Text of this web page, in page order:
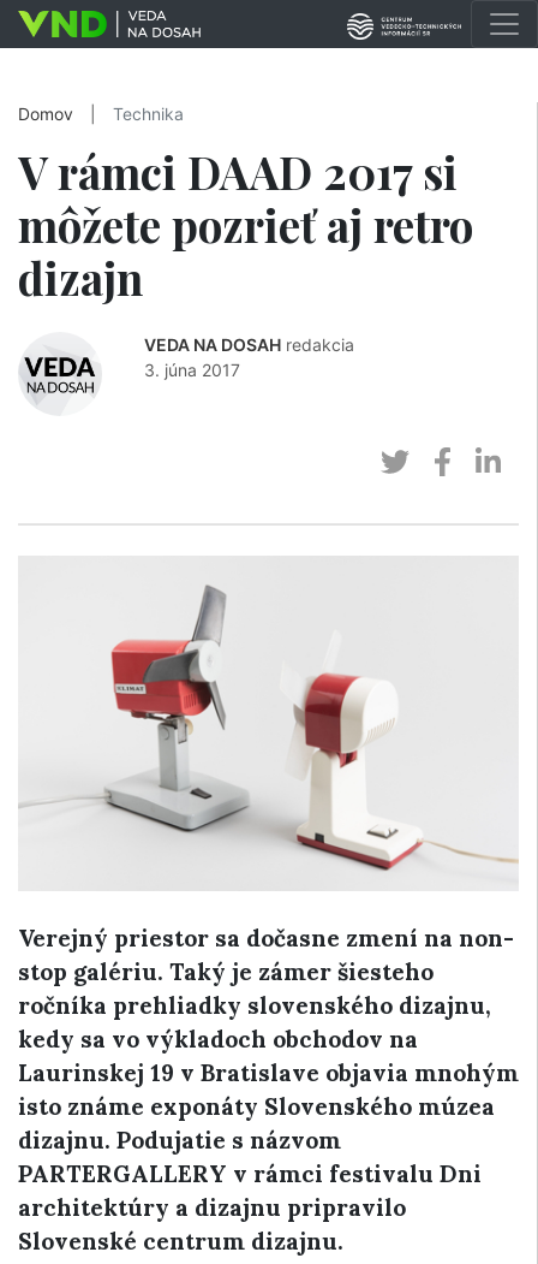
Domov Technika
V rámci DAAD 2017 si
môžete pozrieť aj retro
dizajn
VEDA NA DOSAH redakcia
3. júna 2017
Verejný priestor sa dočasne zmení na non-
stop galériu. Taký je zámer šiesteho
ročníka prehliadky slovenského dizajnu,
kedy sa vo výkladoch obchodov na
Laurinskej 19 v Bratislave objavia mnohým
isto známe exponáty Slovenského múzea
dizajnu. Podujatie s názvom
PARTERGALLERY v rámci festivalu Dni
architektúry a dizajnu pripravilo
Slovenské centrum dizajnu.